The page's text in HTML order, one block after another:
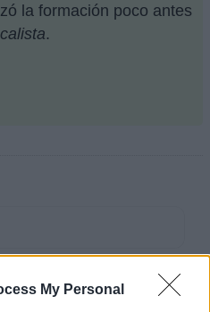
My Personal
la formación poco antes
.